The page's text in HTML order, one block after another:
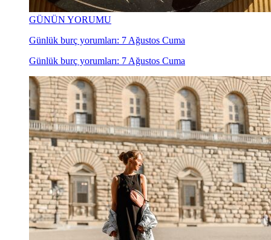
GÜNÜN YORUMU
Günlük burç yorumları: 7 Ağustos Cuma
Günlük burç yorumları: 7 Ağustos Cuma